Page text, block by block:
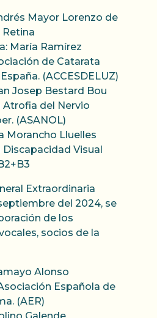
Mayor Lorenzo de
Retina
María Ramírez
de Catarata
(ACCESDELUZ)
Josep Bestard Bou
Atrofia del Nervio
(ASANOL)
Morancho Lluelles
Visual
Extraordinaria
del 2024, se
de los
socios de la
Alonso
Española de
(AER)